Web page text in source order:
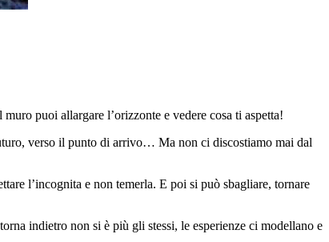
puoi allargare l’orizzonte e vedere cosa ti aspetta!
verso il punto di arrivo… Ma non ci discostiamo mai dal
l’incognita e non temerla. E poi si può sbagliare, tornare
indietro non si è più gli stessi, le esperienze ci modellano e